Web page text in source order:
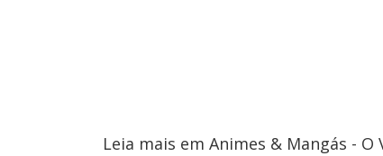
Leia mais em Animes & Mangás - O